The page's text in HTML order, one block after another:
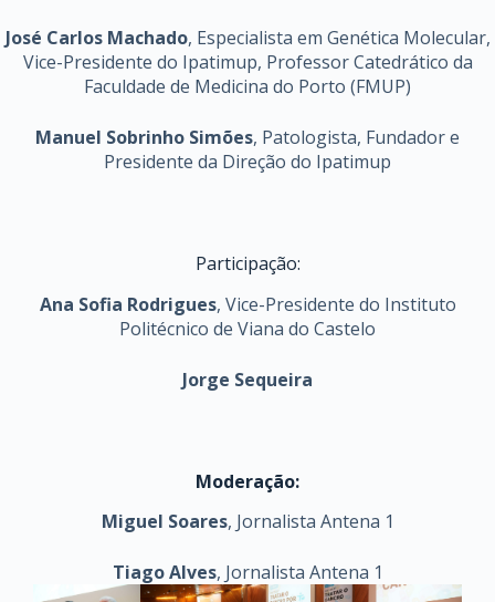
José Carlos Machado, Especialista em Genética Molecular,
Vice-Presidente do Ipatimup, Professor Catedrático da
Faculdade de Medicina do Porto (FMUP)
Manuel Sobrinho Simões, Patologista, Fundador e
Presidente da Direção do Ipatimup
Participação:
Ana Sofia Rodrigues, Vice-Presidente do Instituto
Politécnico de Viana do Castelo
Jorge Sequeira
Moderação:
Miguel Soares, Jornalista Antena 1
Tiago Alves, Jornalista Antena 1